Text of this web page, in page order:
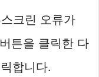
크린 오류가
튼을 클릭한 다
합니다.